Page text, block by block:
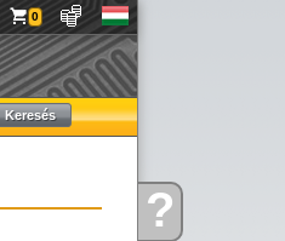
Kérdése?
0